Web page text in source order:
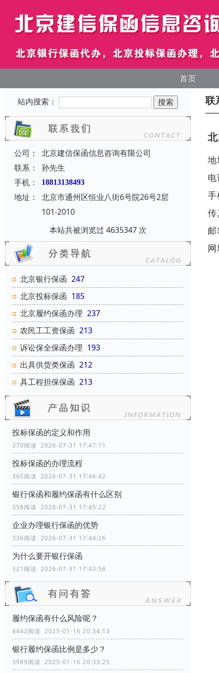
首页
站内搜索：
公司：
北京建信保函信息咨询有限公司
联系：
孙先生
手机：
18813138493
地址：
北京市通州区恒业八街6号院26号2层
101-2010
本站共被浏览过 4635347 次
北京银行保函 247
北京投标保函 185
北京履约保函办理 237
农民工工资保函 213
诉讼保全保函办理 193
出具供货类保函 212
具工程担保保函 213
投标保函的定义和作用
370阅读 2026-07-31 17:47:11
投标保函的办理流程
365阅读 2026-07-31 17:46:42
银行保函和履约保函有什么区别
358阅读 2026-07-31 17:45:22
企业办理银行保函的优势
336阅读 2026-07-31 17:44:26
为什么要开银行保函
321阅读 2026-07-31 17:43:56
履约保函有什么风险呢？
4442阅读 2025-01-16 20:34:13
银行履约保函比例是多少？
3989阅读 2025-01-16 20:33:25
联